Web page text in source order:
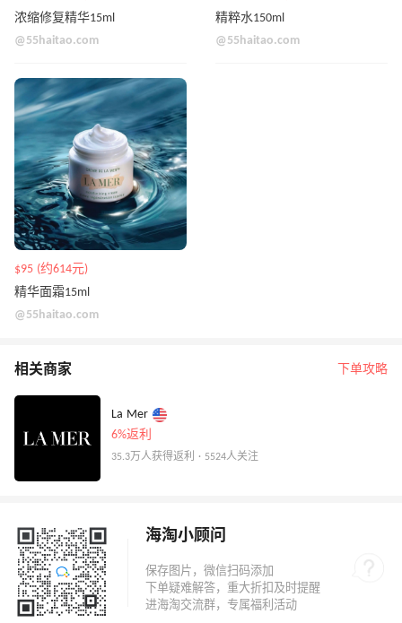
浓缩修复精华15ml
@55haitao.com
精粹水150ml
@55haitao.com
$95 (约614元)
精华面霜15ml
@55haitao.com
相关商家 下单攻略
La Mer
6%返利
35.3万人获得返利 · 5524人关注
海淘小顾问